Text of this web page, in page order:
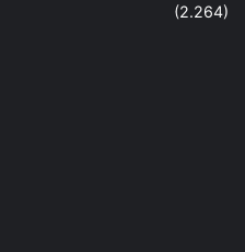
(2.264)